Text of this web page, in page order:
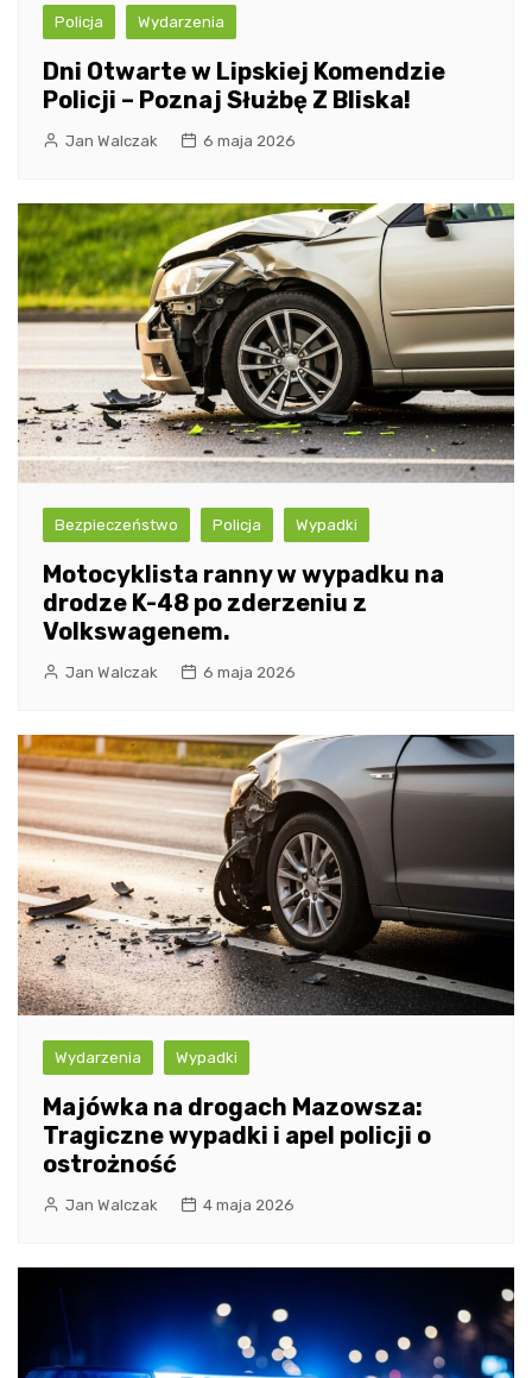
Policja Wydarzenia
Dni Otwarte w Lipskiej Komendzie
Policji – Poznaj Służbę Z Bliska!
Jan Walczak 6 maja 2026
Bezpieczeństwo Policja Wypadki
Motocyklista ranny w wypadku na
drodze K-48 po zderzeniu z
Volkswagenem.
Jan Walczak 6 maja 2026
Wydarzenia Wypadki
Majówka na drogach Mazowsza:
Tragiczne wypadki i apel policji o
ostrożność
Jan Walczak 4 maja 2026